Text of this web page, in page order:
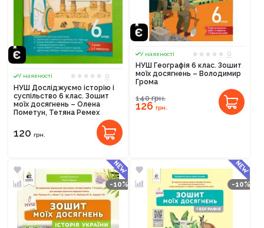
У наявності
0
НУШ Досліджуємо історію і
суспільство 6 клас. Зошит
моїх досягнень – Олена
Пометун, Тетяна Ремех
120 грн.
У наявності
0
НУШ Географія 6 клас. Зошит
моїх досягнень – Володимир
Грома
140грн.
126грн.
-10% -10%